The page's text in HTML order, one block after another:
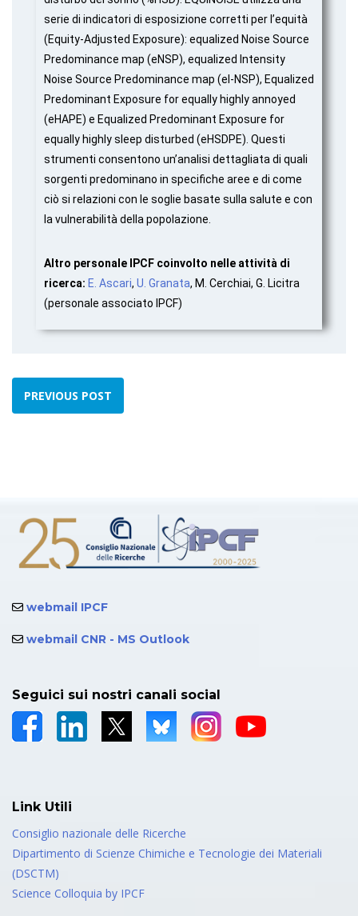
serie di indicatori di esposizione corretti per l’equità
(Equity-Adjusted Exposure): equalized Noise Source
Predominance map (eNSP), equalized Intensity
Noise Source Predominance map (eI-NSP), Equalized
Predominant Exposure for equally highly annoyed
(eHAPE) e Equalized Predominant Exposure for
equally highly sleep disturbed (eHSDPE). Questi
strumenti consentono un’analisi dettagliata di quali
sorgenti predominano in specifiche aree e di come
ciò si relazioni con le soglie basate sulla salute e con
la vulnerabilità della popolazione.
Altro personale IPCF coinvolto nelle attività di
ricerca: E. Ascari, U. Granata, M. Cerchiai, G. Licitra
(personale associato IPCF)
PREVIOUS POST
webmail IPCF
webmail CNR - MS Outlook
Seguici sui nostri canali social
Link Utili
Consiglio nazionale delle Ricerche
Dipartimento di Scienze Chimiche e Tecnologie dei Materiali
(DSCTM)
Science Colloquia by IPCF